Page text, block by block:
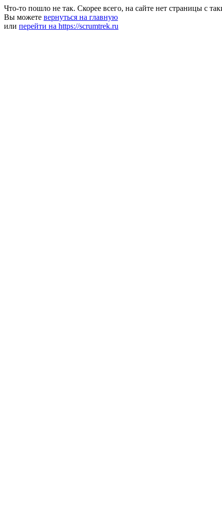
Что-то пошло не так. Скорее всего, на сайте нет страницы с
Вы можете вернуться на главную
или перейти на https://scrumtrek.ru